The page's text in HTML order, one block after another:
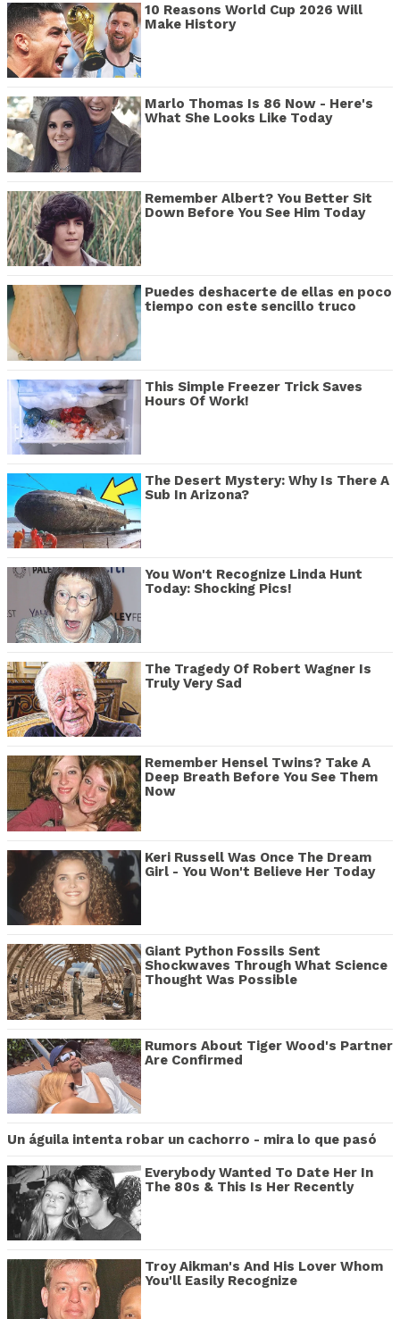
10 Reasons World Cup 2026 Will
Make History
Marlo Thomas Is 86 Now - Here's
What She Looks Like Today
Remember Albert? You Better Sit
Down Before You See Him Today
Puedes deshacerte de ellas en poco
tiempo con este sencillo truco
This Simple Freezer Trick Saves
Hours Of Work!
The Desert Mystery: Why Is There A
Sub In Arizona?
You Won't Recognize Linda Hunt
Today: Shocking Pics!
The Tragedy Of Robert Wagner Is
Truly Very Sad
Remember Hensel Twins? Take A
Deep Breath Before You See Them
Now
Keri Russell Was Once The Dream
Girl - You Won't Believe Her Today
Giant Python Fossils Sent
Shockwaves Through What Science
Thought Was Possible
Rumors About Tiger Wood's Partner
Are Confirmed
Un águila intenta robar un cachorro - mira lo que pasó
Everybody Wanted To Date Her In
The 80s & This Is Her Recently
Troy Aikman's And His Lover Whom
You'll Easily Recognize